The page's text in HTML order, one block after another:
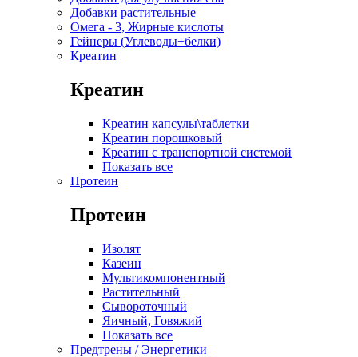
Добавки растительные
Омега - 3, Жирные кислоты
Гейнеры (Углеводы+белки)
Креатин
Креатин
Креатин капсулы\таблетки
Креатин порошковый
Креатин с транспортной системой
Показать все
Протеин
Протеин
Изолят
Казеин
Мультикомпонентный
Растительный
Сывороточный
Яичный, Говяжий
Показать все
Предтрены / Энергетики